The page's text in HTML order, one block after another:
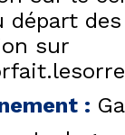
départ
sur
: